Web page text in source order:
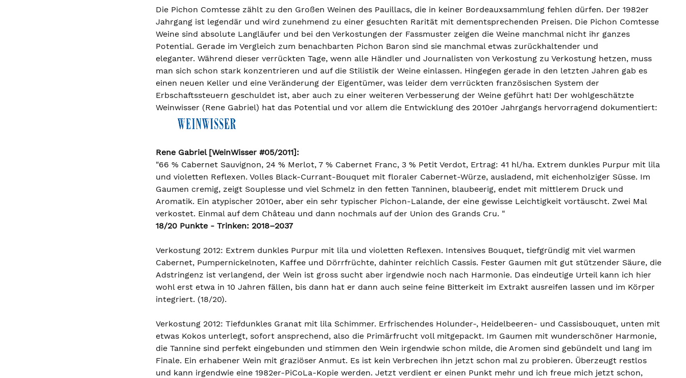
Die Pichon Comtesse zählt zu den Großen Weinen des Pauillacs, die in keiner Bordeauxsammlung fehlen dürfen. Der 1982er
Jahrgang ist legendär und wird zunehmend zu einer gesuchten Rarität mit dementsprechenden Preisen. Die Pichon Comtesse
Weine sind absolute Langläufer und bei den Verkostungen der Fassmuster zeigen die Weine manchmal nicht ihr ganzes
Potential. Gerade im Vergleich zum benachbarten Pichon Baron sind sie manchmal etwas zurückhaltender und
eleganter. Während dieser verrückten Tage, wenn alle Händler und Journalisten von Verkostung zu Verkostung hetzen, muss
man sich schon stark konzentrieren und auf die Stilistik der Weine einlassen. Hingegen gerade in den letzten Jahren gab es
einen neuen Keller und eine Veränderung der Eigentümer, was leider dem verrückten französischen System der
Erbschaftssteuern geschuldet ist, aber auch zu einer weiteren Verbesserung der Weine geführt hat! Der wohlgeschätzte
Weinwisser (Rene Gabriel) hat das Potential und vor allem die Entwicklung des 2010er Jahrgangs hervorragend dokumentiert:
Rene Gabriel [WeinWisser #05/2011]:
"66 % Cabernet Sauvignon, 24 % Merlot, 7 % Cabernet Franc, 3 % Petit Verdot, Ertrag: 41 hl/ha. Extrem dunkles Purpur mit lila
und violetten Reflexen. Volles Black-Currant-Bouquet mit floraler Cabernet-Würze, ausladend, mit eichenholziger Süsse. Im
Gaumen cremig, zeigt Souplesse und viel Schmelz in den fetten Tanninen, blaubeerig, endet mit mittlerem Druck und
Aromatik. Ein atypischer 2010er, aber ein sehr typischer Pichon-Lalande, der eine gewisse Leichtigkeit vortäuscht. Zwei Mal
verkostet. Einmal auf dem Château und dann nochmals auf der Union des Grands Cru. "
18/20 Punkte - Trinken: 2018–2037
Verkostung 2012: Extrem dunkles Purpur mit lila und violetten Reflexen. Intensives Bouquet, tiefgründig mit viel warmen
Cabernet, Pumpernickelnoten, Kaffee und Dörrfrüchte, dahinter reichlich Cassis. Fester Gaumen mit gut stützender Säure, die
Adstringenz ist verlangend, der Wein ist gross sucht aber irgendwie noch nach Harmonie. Das eindeutige Urteil kann ich hier
wohl erst etwa in 10 Jahren fällen, bis dann hat er dann auch seine feine Bitterkeit im Extrakt ausreifen lassen und im Körper
integriert. (18/20).
Verkostung 2012: Tiefdunkles Granat mit lila Schimmer. Erfrischendes Holunder-, Heidelbeeren- und Cassisbouquet, unten mit
etwas Kokos unterlegt, sofort ansprechend, also die Primärfrucht voll mitgepackt. Im Gaumen mit wunderschöner Harmonie,
die Tannine sind perfekt eingebunden und stimmen den Wein irgendwie schon milde, die Aromen sind gebündelt und lang im
Finale. Ein erhabener Wein mit graziöser Anmut. Es ist kein Verbrechen ihn jetzt schon mal zu probieren. Überzeugt restlos
und kann irgendwie eine 1982er-PiCoLa-Kopie werden. Jetzt verdient er einen Punkt mehr und ich freue mich jetzt schon,